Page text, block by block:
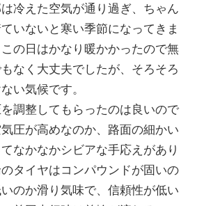
冷えた空気が通り過ぎ、ちゃん
いないと寒い季節になってきま
の日はかなり暖かかったので無
なく大丈夫でしたが、そろそろ
い気候です。
調整してもらったのは良いので
圧が高めなのか、路面の細かい
なかなかシビアな手応えがあり
タイヤはコンパウンドが固いの
のか滑り気味で、信頼性が低い